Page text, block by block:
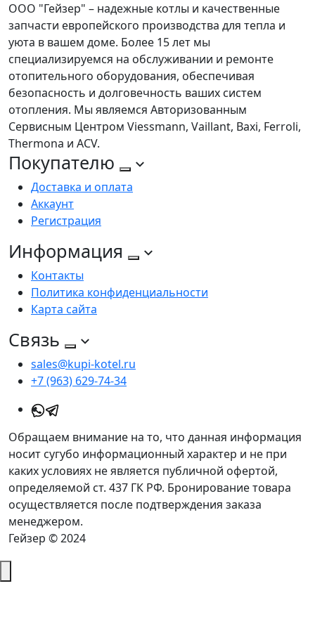
ООО "Гейзер" – надежные котлы и качественные
запчасти европейского производства для тепла и
уюта в вашем доме. Более 15 лет мы
специализируемся на обслуживании и ремонте
отопительного оборудования, обеспечивая
безопасность и долговечность ваших систем
отопления. Мы являемся Авторизованным
Сервисным Центром Viessmann, Vaillant, Baxi, Ferroli,
Thermona и ACV.
Покупателю
Доставка и оплата
Аккаунт
Регистрация
Информация
Контакты
Политика конфиденциальности
Карта сайта
Связь
sales@kupi-kotel.ru
+7 (963) 629-74-34
Обращаем внимание на то, что данная информация
носит сугубо информационный характер и не при
каких условиях не является публичной офертой,
определяемой ст. 437 ГК РФ. Бронирование товара
осуществляется после подтверждения заказа
менеджером.
Гейзер © 2024